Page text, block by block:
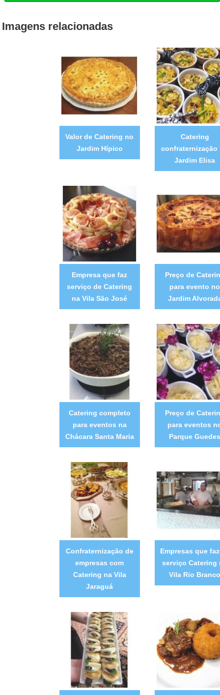
Imagens relacionadas
Valor de Catering no
Jardim Hípico
Catering
confraternização
Jardim Elisa
Empresa que faz
serviço de Catering
na Vila São José
Preço de
para evento no
Jardim
Catering completo
para eventos na
Chácara Santa Maria
Preço de
para eventos
Parque Guedes
Confraternização de
empresas com
Catering na Vila
Jaraguá
Empresas que
serviço Catering
Vila Rio Branco